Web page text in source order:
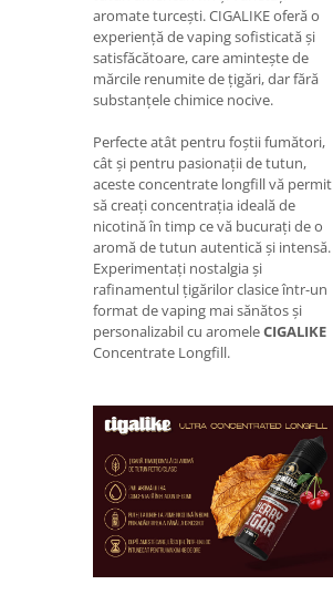
aromate turcești. CIGALIKE oferă o
experiență de vaping sofisticată și
satisfăcătoare, care amintește de
mărcile renumite de țigări, dar fără
substanțele chimice nocive.
Perfecte atât pentru foștii fumători,
cât și pentru pasionații de tutun,
aceste concentrate longfill vă permit
să creați concentrația ideală de
nicotină în timp ce vă bucurați de o
aromă de tutun autentică și intensă.
Experimentați nostalgia și
rafinamentul țigărilor clasice într-un
format de vaping mai sănătos și
personalizabil cu aromeleCIGALIKE
Concentrate Longfill.